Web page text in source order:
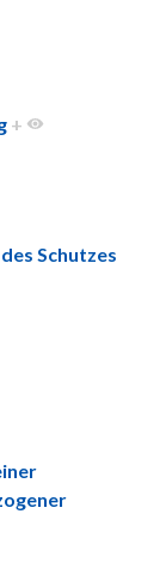
+
Schutzes